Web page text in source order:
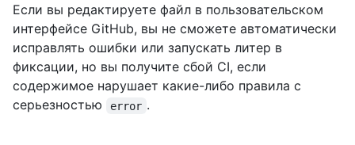
Если вы редактируете файл в пользовательском
интерфейсе GitHub, вы не сможете автоматически
исправлять ошибки или запускать литер в
фиксации, но вы получите сбой CI, если
содержимое нарушает какие-либо правила с
серьезностью
error .